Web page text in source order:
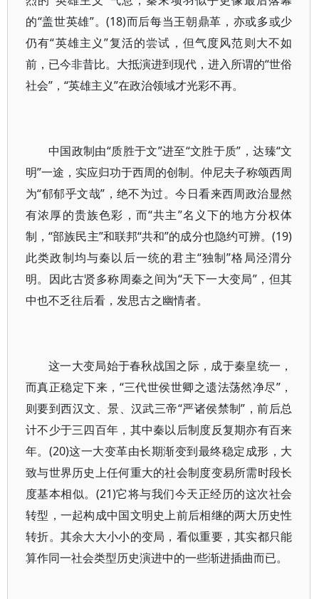
的“盖世英雄”。(18)而后每当王朝鼎革，亦或多或少
仍有“英雄主义”复活的尝试，但气度风范则大不如
前，已今非昔比。大抵演进到现代，进入所谓的“世俗
社会”，“英雄主义”在政治领域才光彩不再。
中国政制由“质胜于文”进至“文胜于质”，达臻“文
明”一途，实应归功于西周的创制。仲尼夫子称颂西周
为“郁郁乎文哉”，绝不为过。今日看来西周政治显然
有浓厚的贵族色彩，而“共主”名义下的地方分权体
制，“部族民主”和联邦“共和”的成分也隐约可辨。(19)
此类政制均与秦以后一统的君主“独制”格局泾渭分
明。因此古贤多称周秦之间为“天下一大变局”，但其
中也不乏往后看，发思古之幽情者。
这一大变局始于春秋战国之际，成于秦皇统一，
而真正稳定下来，“三代世侯世卿之遗法荡然净尽”，
则要到西汉文、景、汉武三帝“严诸侯禁制”，前后总
计不少于三四百年，其中秦以后制度反复期亦有百来
年。(20)这一大变革由长期渐变到最终稳定成形，大
致与世界历史上任何重大的社会制度变易所需时段长
度基本相似。(21)它将与我们今天正经历的这次社会
转型，一起构成中国文明史上前后相继的两大历史性
转折。其余大大小小的变局，看似重要，其实都只能
算作同一社会类型历史演进中的一些渐进插曲而已。